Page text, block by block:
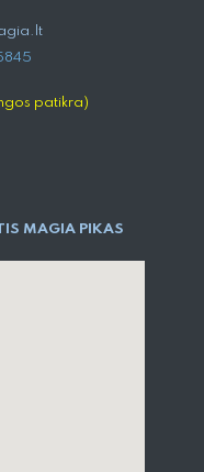
patikra)
MAGIA PIKAS